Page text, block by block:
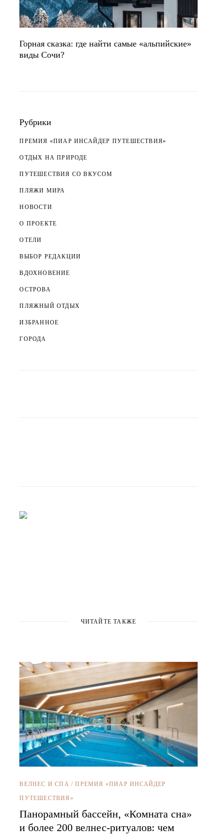
Горная сказка: где найти самые «альпийские»
виды Сочи?
Рубрики
ПРЕМИЯ «ПИАР ИНСАЙДЕР ПУТЕШЕСТВИЯ»
ОТДЫХ НА ПРИРОДЕ
ПУТЕШЕСТВИЯ СО ВКУСОМ
ПЛЯЖИ МИРА
НОВОСТИ
О ПРОЕКТЕ
ОТЕЛИ
ВЫБОР РЕДАКЦИИ
ВДОХНОВЕНИЕ
ОСТРОВА
ПЛЯЖНЫЙ ОТДЫХ
ИЗБРАННОЕ
ГОРОДА
ЧИТАЙТЕ ТАКЖЕ
ВЕЛНЕС И СПА /ПРЕМИЯ «ПИАР ИНСАЙДЕР
ПУТЕШЕСТВИЯ»
Панорамный бассейн, «Комната сна»
и более 200 велнес-ритуалов: чем